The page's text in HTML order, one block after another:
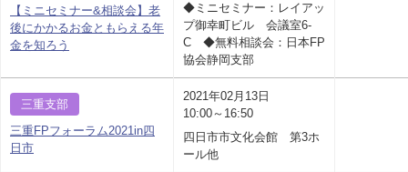
【ミニセミナー&相談会】老
後にかかるお金ともらえる年
金を知ろう
◆ミニセミナー：レイアッ
プ御幸町ビル 会議室6-
C ◆無料相談会：日本FP
協会静岡支部
三重支部
三重FPフォーラム2021in四
日市
2021年02月13日
10:00～16:50
四日市市文化会館 第3ホ
ール他